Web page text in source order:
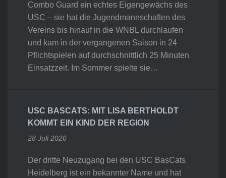
Combo Guard ein echtes Eigengewächs des
USC – sie hat die Jugendmannschaften des
Vereins bis hinauf in die WNBL durchlaufen
und kam in der vergangenen Saison in 24
Pflichtspielen auf durchschnittlich 25 Minuten
Einsatzzeit. Im Sommer spielte sie…
USC BASCATS: MIT LISA BERTHOLDT
KOMMT EIN KIND DER REGION
28 Juli 2026
Der dritte Neuzugang bei den USC BasCats
Heidelberg ist ein bekannter Name und hat